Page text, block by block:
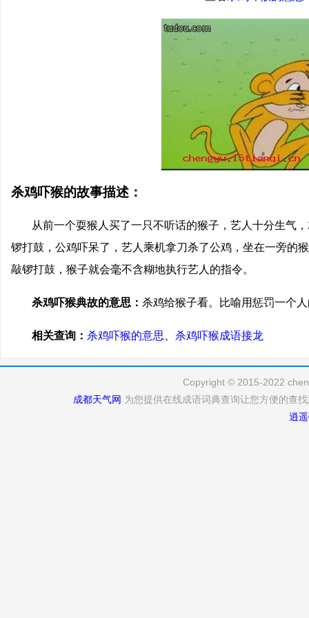
杀鸡吓猴的故事描述：
从前一个耍猴人买了一只不听话的猴子，艺人十分生气
锣打鼓，公鸡吓呆了，艺人乘机拿刀杀了公鸡，坐在一旁的
敲锣打鼓，猴子就会毫不含糊地执行艺人的指令。
杀鸡吓猴典故的意思： 杀鸡给猴子看。比喻用惩罚一个
相关查询： 杀鸡吓猴的意思 杀鸡吓猴成语接龙
Copyright © 2015-2022
成都天气网 为您提供在线成语词典查询让您方便的查
逍